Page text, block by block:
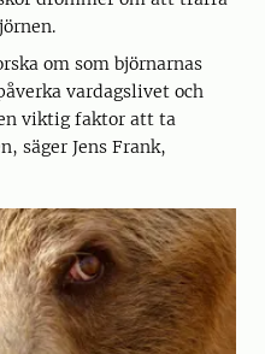
om som björnarnas
vardagslivet och
viktig faktor att ta
säger Jens Frank,